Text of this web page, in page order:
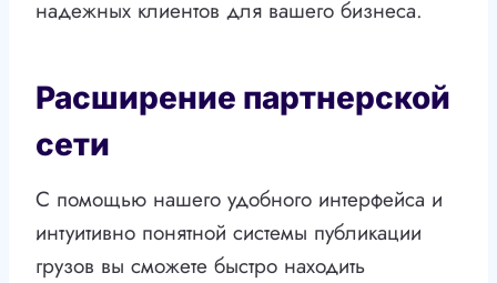
надежных клиентов для вашего бизнеса.
Расширение партнерской
сети
С помощью нашего удобного интерфейса и
интуитивно понятной системы публикации
грузов вы сможете быстро находить